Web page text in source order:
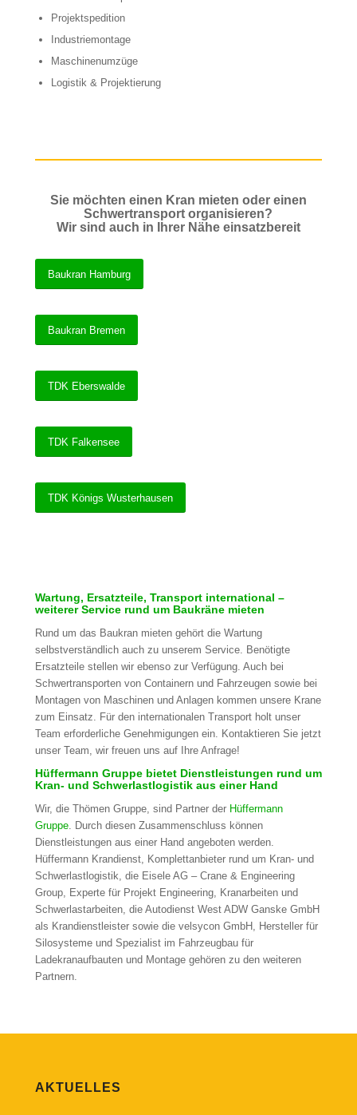
Projektspedition
Industriemontage
Maschinenumzüge
Logistik & Projektierung
Sie möchten einen Kran mieten oder einen
Schwertransport organisieren?
Wir sind auch in Ihrer Nähe einsatzbereit
Baukran Hamburg
Baukran Bremen
TDK Eberswalde
TDK Falkensee
TDK Königs Wusterhausen
Wartung, Ersatzteile, Transport international –
weiterer Service rund um Baukräne mieten
Rund um das Baukran mieten gehört die Wartung
selbstverständlich auch zu unserem Service. Benötigte
Ersatzteile stellen wir ebenso zur Verfügung. Auch bei
Schwertransporten von Containern und Fahrzeugen sowie bei
Montagen von Maschinen und Anlagen kommen unsere Krane
zum Einsatz. Für den internationalen Transport holt unser
Team erforderliche Genehmigungen ein. Kontaktieren Sie jetzt
unser Team, wir freuen uns auf Ihre Anfrage!
Hüffermann Gruppe bietet Dienstleistungen rund um
Kran- und Schwerlastlogistik aus einer Hand
Wir, die Thömen Gruppe, sind Partner der Hüffermann
Gruppe. Durch diesen Zusammenschluss können
Dienstleistungen aus einer Hand angeboten werden.
Hüffermann Krandienst, Komplettanbieter rund um Kran- und
Schwerlastlogistik, die Eisele AG – Crane & Engineering
Group, Experte für Projekt Engineering, Kranarbeiten und
Schwerlastarbeiten, die Autodienst West ADW Ganske GmbH
als Krandienstleister sowie die velsycon GmbH, Hersteller für
Silosysteme und Spezialist im Fahrzeugbau für
Ladekranaufbauten und Montage gehören zu den weiteren
Partnern.
AKTUELLES